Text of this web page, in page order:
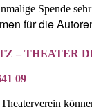
Spende
für die
– THEATER
09